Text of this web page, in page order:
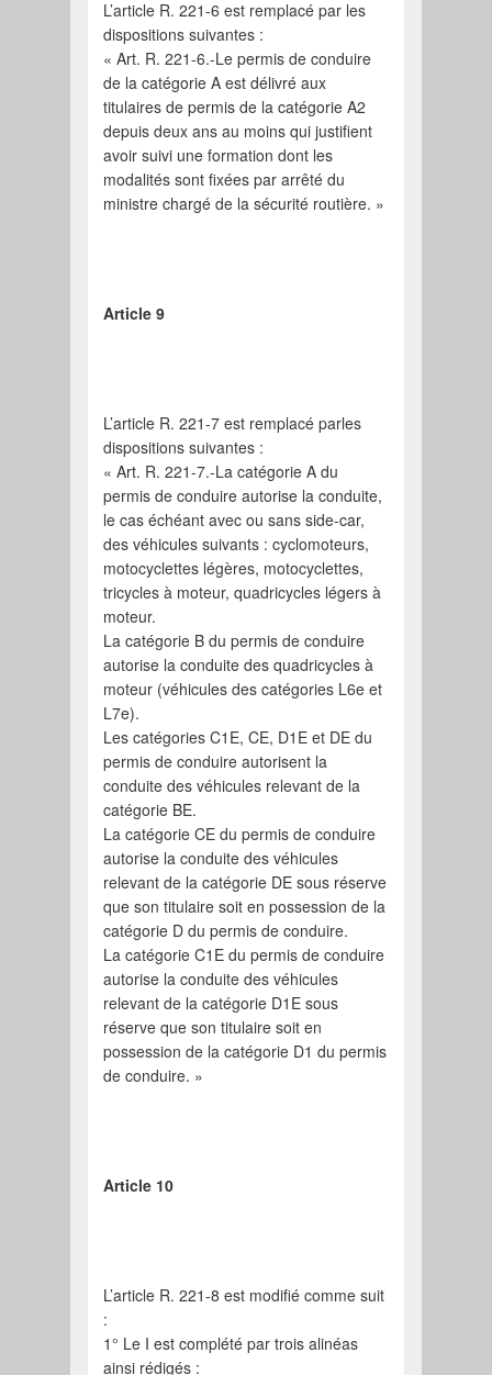
L’article R. 221-6 est remplacé par les
dispositions suivantes :
« Art. R. 221-6.-Le permis de conduire
de la catégorie A est délivré aux
titulaires de permis de la catégorie A2
depuis deux ans au moins qui justifient
avoir suivi une formation dont les
modalités sont fixées par arrêté du
ministre chargé de la sécurité routière. »
Article 9
L’article R. 221-7 est remplacé parles
dispositions suivantes :
« Art. R. 221-7.-La catégorie A du
permis de conduire autorise la conduite,
le cas échéant avec ou sans side-car,
des véhicules suivants : cyclomoteurs,
motocyclettes légères, motocyclettes,
tricycles à moteur, quadricycles légers à
moteur.
La catégorie B du permis de conduire
autorise la conduite des quadricycles à
moteur (véhicules des catégories L6e et
L7e).
Les catégories C1E, CE, D1E et DE du
permis de conduire autorisent la
conduite des véhicules relevant de la
catégorie BE.
La catégorie CE du permis de conduire
autorise la conduite des véhicules
relevant de la catégorie DE sous réserve
que son titulaire soit en possession de la
catégorie D du permis de conduire.
La catégorie C1E du permis de conduire
autorise la conduite des véhicules
relevant de la catégorie D1E sous
réserve que son titulaire soit en
possession de la catégorie D1 du permis
de conduire. »
Article 10
L’article R. 221-8 est modifié comme suit
:
1° Le I est complété par trois alinéas
ainsi rédigés :